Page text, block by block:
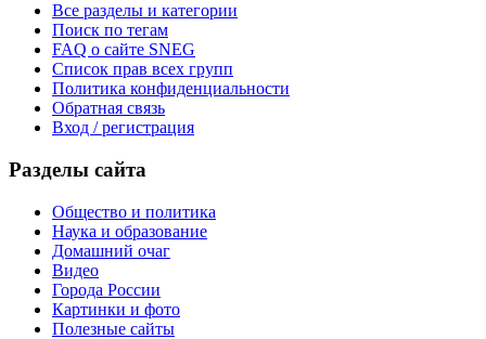
Все разделы и категории
Поиск по тегам
FAQ о сайте SNEG
Список прав всех групп
Политика конфиденциальности
Обратная связь
Вход / регистрация
Разделы сайта
Общество и политика
Наука и образование
Домашний очаг
Видео
Города России
Картинки и фото
Полезные сайты